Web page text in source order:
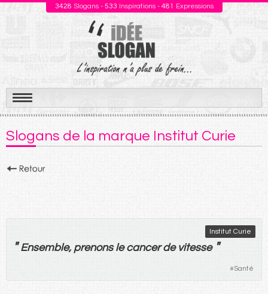
3428 Slogans - 533 Inspirations - 481 Expressions
Aller
au
contenu
Slogans de la marque Institut Curie
Institut Curie
" Ensemble, prenons le cancer de vitesse "
#Santé